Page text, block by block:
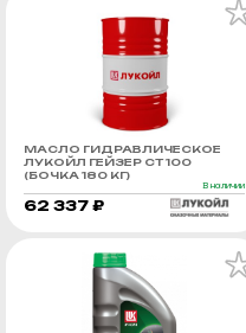
МАСЛО ГИДРАВЛИЧЕСКОЕ
ЛУКОЙЛ ГЕЙЗЕР СТ 100
(БОЧКА 180 КГ)
В наличии
62 337 ₽